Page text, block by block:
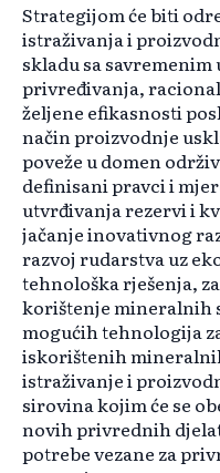
Strategijom će biti
istraživanja i
skladu sa
privređivanja,
željene efikasnosti
način proizvodnje
poveže u domen
definisani pravci i
utvrđivanja rezervi i
jačanje inovativnog
razvoj rudarstva uz
tehnološka rješenja,
korištenje mineralnih
mogućih tehnologija
iskorištenih
istraživanje i
sirovina kojim će se
novih privrednih
potrebe vezane za